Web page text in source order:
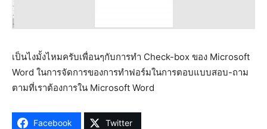
เป็นไงมั้งไหมครับเพื่อนๆกับการทำ Check-box ของ Microsoft
Word ในการจัดการของการทำฟอร์มในการตอบแบบสอบ-ถาม
ตามที่เราต้องการใน Microsoft Word
Facebook Twitter